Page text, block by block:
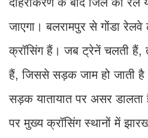
दोहरीकरण के बाद जिले का रेल
जाएगा। बलरामपुर से गोंडा
क्रॉसिंग हैं। जब ट्रेनें चलती हैं,
हैं, जिससे सड़क जाम हो जाती
सड़क यातायात पर असर डालता
पर मुख्य क्रॉसिंग स्थानों में